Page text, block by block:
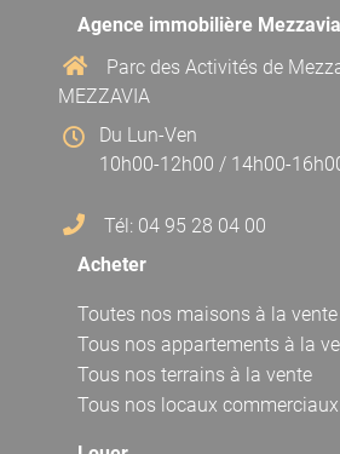
Agence immobilière Mezzavia
Parc des Activités de
MEZZAVIA
Du Lun-Ven
10h00-12h00 / 14h00-
Tél: 04 95 28 04 00
Acheter
Toutes nos maisons à la vente
Tous nos appartements à la
Tous nos terrains à la vente
Tous nos locaux